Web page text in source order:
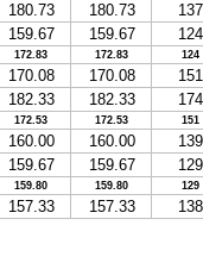
180.73 180.73
137
159.67 159.67 124
172.83 172.83 124
170.08 170.08
151
182.33 182.33 174
172.53 172.53 151
160.00 160.00
139
159.67 159.67 129
159.80 159.80 129
157.33 157.33 138